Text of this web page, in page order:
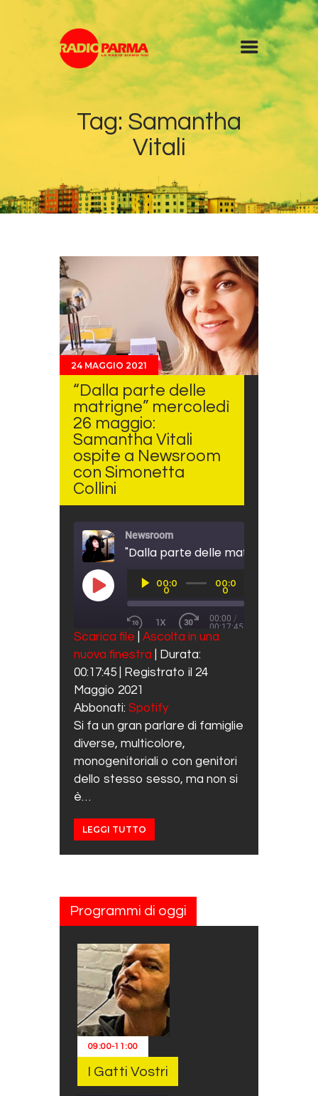
Tag: Samantha
Vitali
Radio
Podcast
News
24 MAGGIO 2021
“Dalla parte delle
matrigne” mercoledì
26 maggio:
Samantha Vitali
ospite a Newsroom
con Simonetta
Collini
Newsroom
PLAY EPISODE
Player00:0
0
00:0
0
REWIND 10 SECONDS
1X
FAST FORWARD 30
00:00 /
00:17:45
SUBSCRIBE SHARE
Spotify
RSS FEED
SHARE
LINK
EMBED
Scarica file
Ascolta in una
nuova finestra
Durata:
00:17:45
Registrato il 24
Maggio 2021
Abbonati: Spotify
Si fa un gran parlare di famiglie
diverse, multicolore,
monogenitoriali o con genitori
dello stesso sesso, ma non si
è…
LEGGI TUTTO
Programmi di oggi
09:00-11:00
I Gatti Vostri